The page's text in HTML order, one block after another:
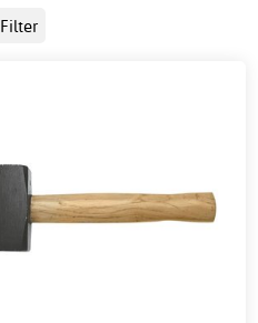
Filter